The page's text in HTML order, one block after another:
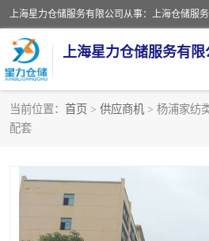
上海星力仓储服务有限
当前位置： 首页 > 供应商机 > 杨浦家纺
配套
上海仓库对外出租
上海仓储配送
上海仓库代运营